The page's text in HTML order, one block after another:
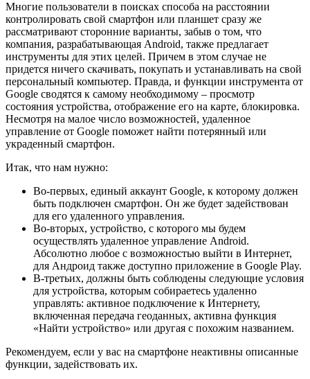
Многие пользователи в поисках способа на расстоянии
контролировать свой смартфон или планшет сразу же
рассматривают сторонние варианты, забыв о том, что
компания, разрабатывающая Android, также предлагает
инструменты для этих целей. Причем в этом случае не
придется ничего скачивать, покупать и устанавливать на свой
персональный компьютер. Правда, и функции инструмента от
Google сводятся к самому необходимому – просмотр
состояния устройства, отображение его на карте, блокировка.
Несмотря на малое число возможностей, удаленное
управление от Google поможет найти потерянный или
украденный смартфон.
Итак, что нам нужно:
Во-первых, единый аккаунт Google, к которому должен
быть подключен смартфон. Он же будет задействован
для его удаленного управления.
Во-вторых, устройство, с которого мы будем
осуществлять удаленное управление Android.
Абсолютно любое с возможностью выйти в Интернет,
для Андроид также доступно приложение в Google Play.
В-третьих, должны быть соблюдены следующие условия
для устройства, которым собираетесь удаленно
управлять: активное подключение к Интернету,
включенная передача геоданных, активна функция
«Найти устройство» или другая с похожим названием.
Рекомендуем, если у вас на смартфоне неактивны описанные
функции, задействовать их.